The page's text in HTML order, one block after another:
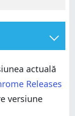
actuală
Releases
versiune